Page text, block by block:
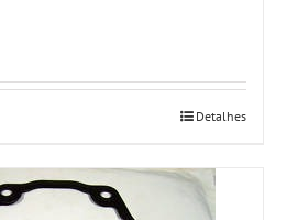
Detalhes